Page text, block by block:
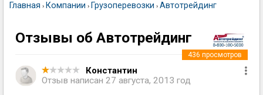
Главная › Компании › Грузоперевозки › Автотрейдинг
Отзывы об Автотрейдинг
Константин
Отзыв написан 27 августа, 2013 год
436 просмотров